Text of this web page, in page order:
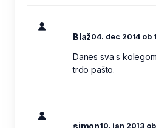
Blaž04. dec 2014 ob
Danes sva s
trdo pašto.
simon10. jan 2013